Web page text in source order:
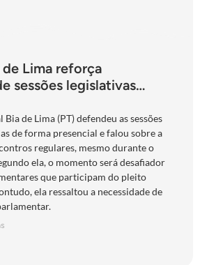
Lima reforça
sessões legislativas
o povo de Goiás”
de Lima (PT) defendeu as sessões
de forma presencial e falou sobre a
regulares, mesmo durante o
ela, o momento será desafiador
que participam do pleito
ela ressaltou a necessidade de